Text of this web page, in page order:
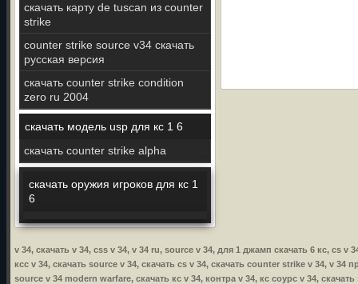
скачать карту de tuscan из counter
strike
counter strike source v34 скачать
русская версия
скачать counter strike condition
zero ru 2004
скачать модель usp для кс 1 6
скачать counter strike alpha
скачать оружия игроков для кс 1
6
v 34, скачать v 34, css v 34, v 34 ru, source v 34, для 1 джамп скачать 6 кс, cs v
ксс v 34, скачать source v 34, скачать cs v 34, скачать counter strike v 34, v
source v 34 modern warfare, скачать кс v 34, контра v 34, кс соурс v 34,